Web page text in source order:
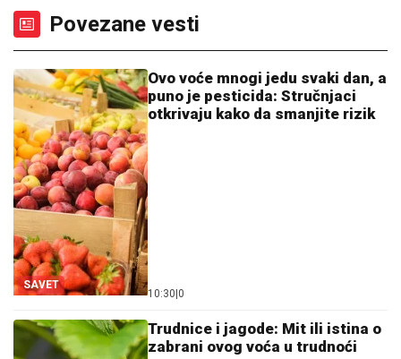
Povezane vesti
SAVET
Ovo voće mnogi jedu svaki dan, a
puno je pesticida: Stručnjaci
otkrivaju kako da smanjite rizik
10:30 0
Trudnice i jagode: Mit ili istina o
zabrani ovog voća u trudnoći